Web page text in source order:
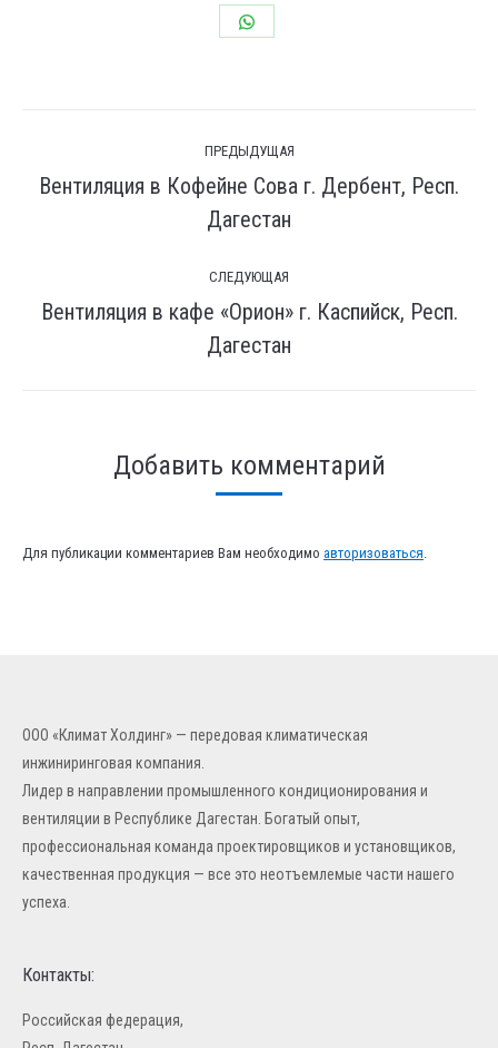
по
комментариям
ПРЕДЫДУЩАЯ
Предыдущая
вкладка
Вентиляция в Кофейне Сова г. Дербент, Респ.
Дагестан
СЛЕДУЮЩАЯ
страница
Вентиляция в кафе «Орион» г. Каспийск, Респ.
Дагестан
Добавить комментарий
Для публикации комментариев Вам необходимо авторизоваться.
ООО «Климат Холдинг» — передовая климатическая
инжиниринговая компания.
Лидер в направлении промышленного кондиционирования и
вентиляции в Республике Дагестан. Богатый опыт,
профессиональная команда проектировщиков и установщиков,
качественная продукция — все это неотъемлемые части нашего
успеха.
Контакты:
Российская федерация,